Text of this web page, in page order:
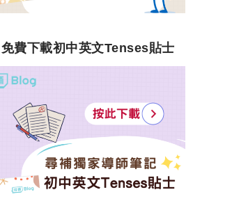
免費下載初中英文Tenses貼士